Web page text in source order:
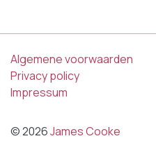
Algemene voorwaarden
Privacy policy
Impressum
© 2026James Cooke